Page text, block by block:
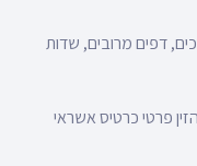
דפים מרובים, שדות
פרטי כרטיס אשראי